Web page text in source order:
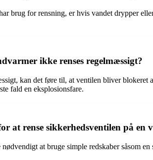
brug for rensning, er hvis vandet drypper
ikke renses regelmæssigt?
kan det føre til, at ventilen bliver
fald en eksplosionsfare.
at rense sikkerhedsventilen på en
at bruge simple redskaber såsom